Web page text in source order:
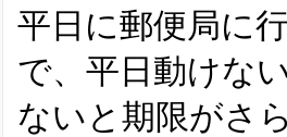
平日に郵便局に
で、平日動けな
ないと期限がさ